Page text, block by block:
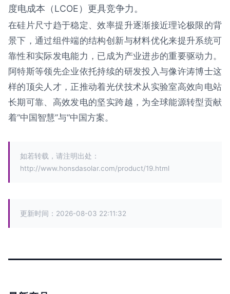
度电成本（LCOE）更具竞争力。
在硅片尺寸趋于稳定、效率提升逐渐接近理论极限的背
景下，通过组件端的结构创新与材料优化来提升系统可
靠性和实际发电能力，已成为产业进步的重要驱动力。
阿特斯等领先企业依托持续的研发投入与像许涛博士这
样的顶尖人才，正推动着光伏技术从实验室高效向电站
长期可靠、高效发电的坚实跨越，为全球能源转型贡献
着“中国智慧”与“中国方案。
如若转载，请注明出处：
http://www.honsdasolar.com/product/19.html
更新时间：2026-08-03 22:11:32